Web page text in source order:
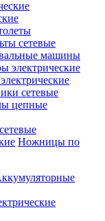
сетевые
машины
электрические
сетевые
цепные
Ножницы по